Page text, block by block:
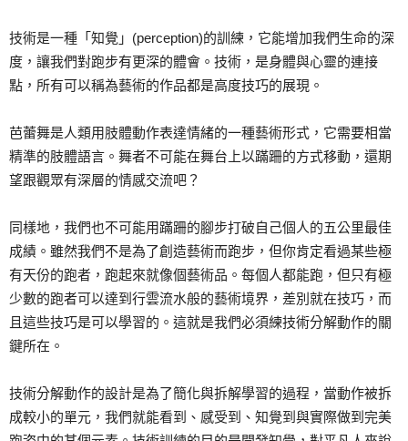
技術是一種「知覺」(perception)的訓練，它能增加我們生命的深
度，讓我們對跑步有更深的體會。技術，是身體與心靈的連接
點，所有可以稱為藝術的作品都是高度技巧的展現。
芭蕾舞是人類用肢體動作表達情緒的一種藝術形式，它需要相當
精準的肢體語言。舞者不可能在舞台上以蹣跚的方式移動，還期
望跟觀眾有深層的情感交流吧？
同樣地，我們也不可能用蹣跚的腳步打破自己個人的五公里最佳
成績。雖然我們不是為了創造藝術而跑步，但你肯定看過某些極
有天份的跑者，跑起來就像個藝術品。每個人都能跑，但只有極
少數的跑者可以達到行雲流水般的藝術境界，差別就在技巧，而
且這些技巧是可以學習的。這就是我們必須練技術分解動作的關
鍵所在。
技術分解動作的設計是為了簡化與拆解學習的過程，當動作被拆
成較小的單元，我們就能看到、感受到、知覺到與實際做到完美